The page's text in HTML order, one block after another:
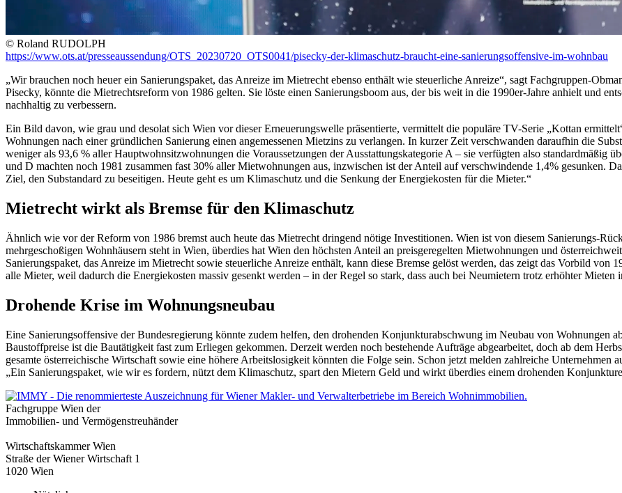
© Roland RUDOLPH
https://www.ots.at/presseaussendung/OTS_20230720_OTS0041/pisecky-der-klimaschutz-braucht-eine-sanierungsoffensive-im-wohnbau
„Wir brauchen noch heuer ein Sanierungspaket, das Anreize im Mietrecht ebenso enthält wie steuerliche Anreize“, sagt Fachgruppen-
Pisecky, könnte die Mietrechtsreform von 1986 gelten. Sie löste einen Sanierungsboom aus, der bis weit in die 1990er-Jahre anhielt und
nachhaltig zu verbessern.
Ein Bild davon, wie grau und desolat sich Wien vor dieser Erneuerungswelle präsentierte, vermittelt die populäre TV-Serie „Kottan
Wohnungen nach einer gründlichen Sanierung einen angemessenen Mietzins zu verlangen. In kurzer Zeit verschwanden daraufhin die
weniger als 93,6 % aller Hauptwohnsitzwohnungen die Voraussetzungen der Ausstattungskategorie A – sie verfügten also standardmäßig
und D machten noch 1981 zusammen fast 30% aller Mietwohnungen aus, inzwischen ist der Anteil auf verschwindende 1,4% gesunken.
Ziel, den Substandard zu beseitigen. Heute geht es um Klimaschutz und die Senkung der Energiekosten für die Mieter.“
Mietrecht wirkt als Bremse für den Klimaschutz
Ähnlich wie vor der Reform von 1986 bremst auch heute das Mietrecht dringend nötige Investitionen. Wien ist von diesem Sanierungs-
mehrgeschoßigen Wohnhäusern steht in Wien, überdies hat Wien den höchsten Anteil an preisgeregelten Mietwohnungen und
Sanierungspaket, das Anreize im Mietrecht sowie steuerliche Anreize enthält, kann diese Bremse gelöst werden, das zeigt das Vorbild von
alle Mieter, weil dadurch die Energiekosten massiv gesenkt werden – in der Regel so stark, dass auch bei Neumietern trotz erhöhter
Drohende Krise im Wohnungsneubau
Eine Sanierungsoffensive der Bundesregierung könnte zudem helfen, den drohenden Konjunkturabschwung im Neubau von Wohnungen
Baustoffpreise ist die Bautätigkeit fast zum Erliegen gekommen. Derzeit werden noch bestehende Aufträge abgearbeitet, doch ab dem
gesamte österreichische Wirtschaft sowie eine höhere Arbeitslosigkeit könnten die Folge sein. Schon jetzt melden zahlreiche
„Ein Sanierungspaket, wie wir es fordern, nützt dem Klimaschutz, spart den Mietern Geld und wirkt überdies einem drohenden
Fachgruppe Wien der
Immobilien- und Vermögenstreuhänder
Wirtschaftskammer Wien
Straße der Wiener Wirtschaft 1
1020 Wien